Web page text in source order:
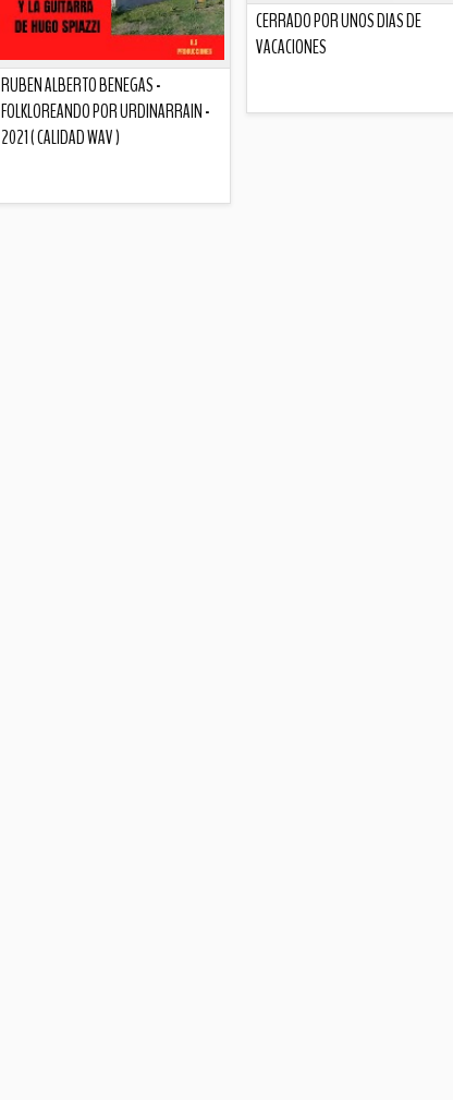
RUBEN ALBERTO BENEGAS -
FOLKLOREANDO POR URDINARRAIN -
2021 ( CALIDAD WAV )
CERRADO POR UNOS DIAS DE
VACACIONES